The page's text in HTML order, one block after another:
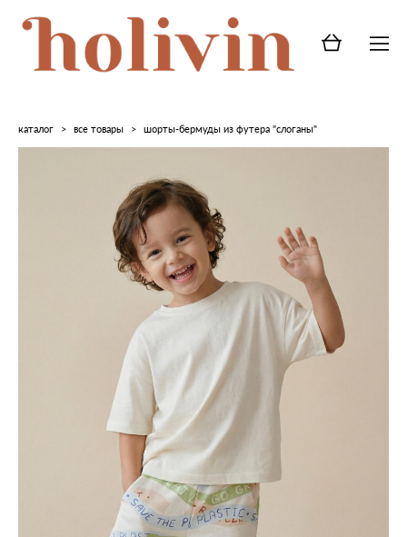
каталог > все товары > шорты-бермуды из футера "слоганы"